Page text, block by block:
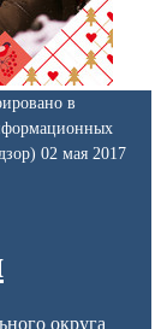
в
02 мая 2017
округа